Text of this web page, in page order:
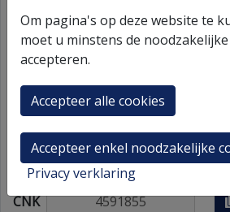
Om pagina's op deze website te
moet u minstens de
accepteren.
Accepteer alle cookies
Accepteer enkel noodzakelijke
Privacy verklaring
MAO2/AT-PET/MS-KS/KUM/
JOBST Maternity Opaque - Klasse 2
Zwangerschapspanty - Petite -
Contact
CNK